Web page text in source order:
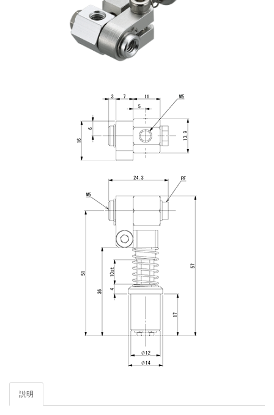
説明